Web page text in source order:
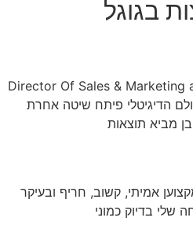
Director Of Sales & Marketing
הדיגיטלי פיתח שיטה אחרת
מביא תוצאות
אמיתי, קשוב, חריף ובעיקר
שלי בדיוק כמוני